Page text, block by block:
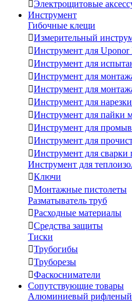
Электрощитовые
Инструмент
Гибочные клещи
Измерительный
Инструмент для Uponor
Инструмент для
Инструмент для
Инструмент для
Инструмент для
Инструмент для пайки
Инструмент для
Инструмент для
Инструмент для сварки
Инструмент для
Ключи
Монтажные пистолеты
Разматыватель труб
Расходные материалы
Средства защиты
Тиски
Трубогибы
Труборезы
Фаскосниматели
Сопутствующие товары
Алюминиевый рифленый